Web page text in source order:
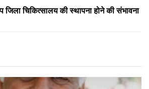
जिला चिकित्सालय की स्थापना होने की संभावना